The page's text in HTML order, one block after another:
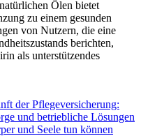
Ölen bietet
zu einem gesunden
von Nutzern, die eine
berichten,
als unterstützendes
der Pflegeversicherung:
und betriebliche Lösungen
und Seele tun können